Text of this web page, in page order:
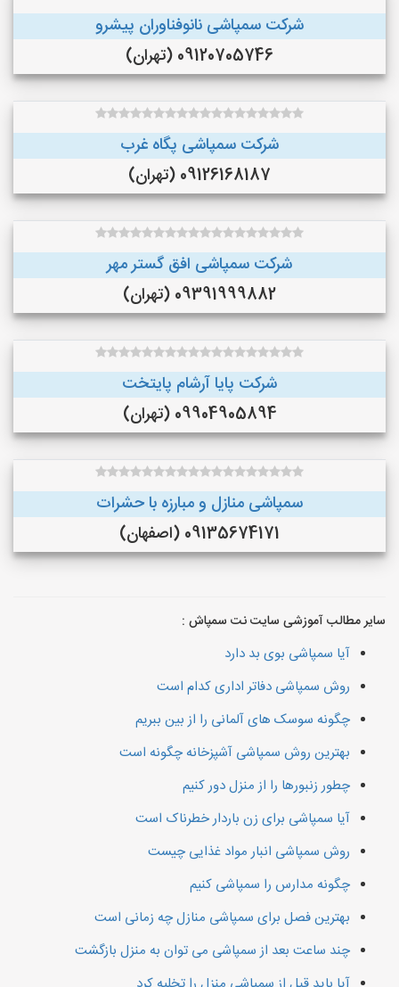
شرکت سمپاشی نانوفناوران پیشرو
09120705746 (تهران)
شرکت سمپاشی پگاه غرب
09126168187 (تهران)
شرکت سمپاشی افق گستر مهر
09391999882 (تهران)
شرکت پایا آرشام پایتخت
09904905894 (تهران)
سمپاشی منازل و مبارزه با حشرات
09135674171 (اصفهان)
سایر مطالب آموزشی سایت نت سمپاش :
آیا سمپاشی بوی بد دارد
روش سمپاشی دفاتر اداری کدام است
چگونه سوسک های آلمانی را از بین ببریم
بهترین روش سمپاشی آشپزخانه چگونه است
چطور زنبورها را از منزل دور کنیم
آیا سمپاشی برای زن باردار خطرناک است
روش سمپاشی انبار مواد غذایی چیست
چگونه مدارس را سمپاشی کنیم
بهترین فصل برای سمپاشی منازل چه زمانی است
چند ساعت بعد از سمپاشی می توان به منزل بازگشت